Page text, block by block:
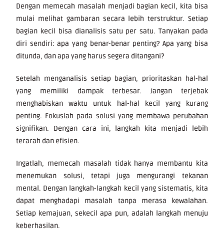
Dengan memecah masalah menjadi bagian kecil, kita bisa
mulai melihat gambaran secara lebih terstruktur. Setiap
bagian kecil bisa dianalisis satu per satu. Tanyakan pada
diri sendiri: apa yang benar-benar penting? Apa yang bisa
ditunda, dan apa yang harus segera ditangani?
Setelah menganalisis setiap bagian, prioritaskan hal-hal
yang memiliki dampak terbesar. Jangan terjebak
menghabiskan waktu untuk hal-hal kecil yang kurang
penting. Fokuslah pada solusi yang membawa perubahan
signifikan. Dengan cara ini, langkah kita menjadi lebih
terarah dan efisien.
Ingatlah, memecah masalah tidak hanya membantu kita
menemukan solusi, tetapi juga mengurangi tekanan
mental. Dengan langkah-langkah kecil yang sistematis, kita
dapat menghadapi masalah tanpa merasa kewalahan.
Setiap kemajuan, sekecil apa pun, adalah langkah menuju
keberhasilan.